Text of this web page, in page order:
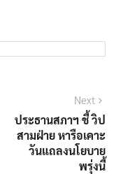
Next
ประธานสภาฯ ชี้ วิป
สามฝ่าย หารือเคาะ
วันแถลงนโยบาย
พรุ่งนี้